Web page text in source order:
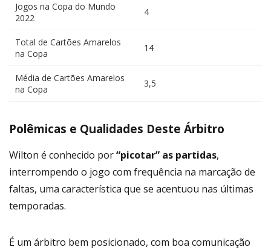
Jogos na Copa do Mundo
2022
4
Total de Cartões Amarelos
na Copa
14
Média de Cartões Amarelos
na Copa
3,5
Polêmicas e Qualidades Deste Árbitro
Wilton é conhecido por“picotar” as partidas,
interrompendo o jogo com frequência na marcação de
faltas, uma característica que se acentuou nas últimas
temporadas.
É um árbitro bem posicionado, com boa comunicação